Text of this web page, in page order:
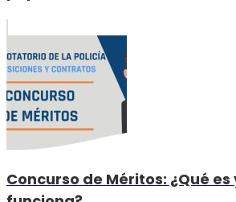
Concurso de Méritos: ¿Qué es